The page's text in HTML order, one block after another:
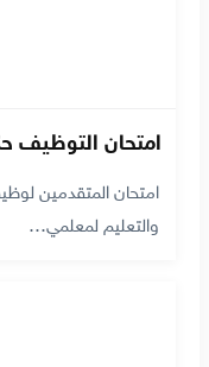
امتحان التوظيف
امتحان المتقدمين
والتعليم لمعلمي…